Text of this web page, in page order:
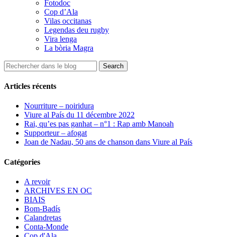
Fotodoc
Cop d’Ala
Vilas occitanas
Legendas deu rugby
Vira lenga
La bòria Magra
Articles récents
Nourriture – noiridura
Viure al País du 11 décembre 2022
Rai, qu’es pas ganhat – n°1 : Rap amb Manoah
Supporteur – afogat
Joan de Nadau, 50 ans de chanson dans Viure al País
Catégories
A revoir
ARCHIVES EN OC
BIAIS
Bom-Badís
Calandretas
Conta-Monde